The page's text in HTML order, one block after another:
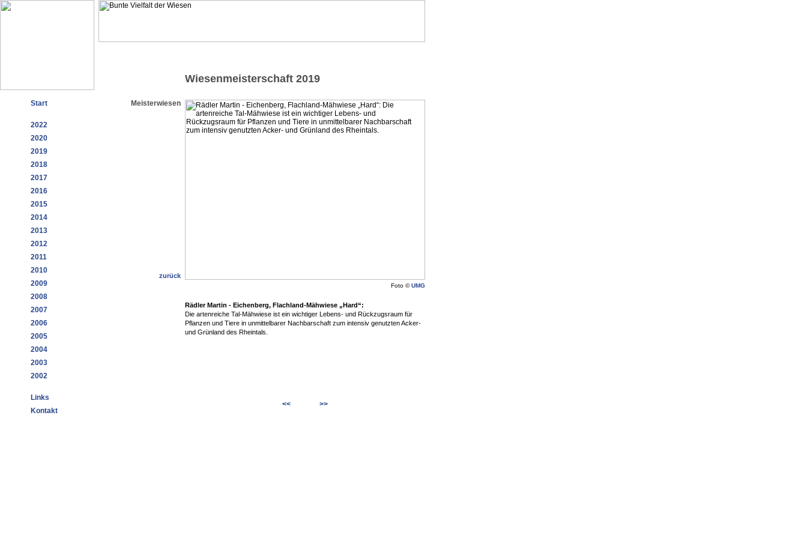
Start
2022
2020
2019
2018
2017
2016
2015
2014
2013
2012
2011
2010
2009
2008
2007
2006
2005
2004
2003
2002
Links
Kontakt
Wiesenmeisterschaft 2019
Meisterwiesen
zurück
Foto ©UMG
Rädler Martin - Eichenberg, Flachland-Mähwiese „Hard“:
Die artenreiche Tal-Mähwiese ist ein wichtiger Lebens- und Rück­zugs­raum für
Pflanzen und Tiere in unmittelbarer Nachbarschaft zum intensiv genutzten Acker-
und Grünland des Rheintals.
<< >>